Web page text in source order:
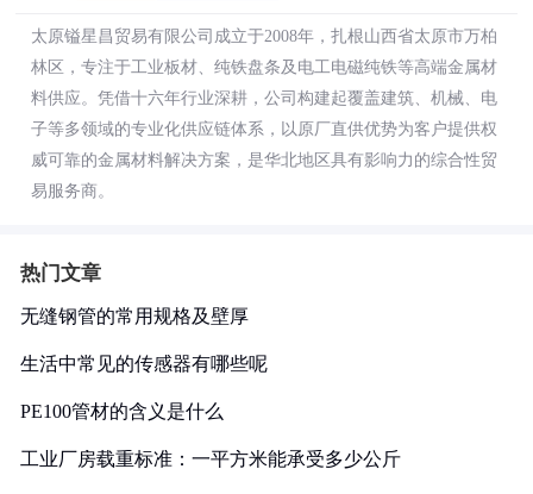
太原镒星昌贸易有限公司成立于2008年，扎根山西省太原市万柏
林区，专注于工业板材、纯铁盘条及电工电磁纯铁等高端金属材
料供应。凭借十六年行业深耕，公司构建起覆盖建筑、机械、电
子等多领域的专业化供应链体系，以原厂直供优势为客户提供权
威可靠的金属材料解决方案，是华北地区具有影响力的综合性贸
易服务商。
热门文章
无缝钢管的常用规格及壁厚
生活中常见的传感器有哪些呢
PE100管材的含义是什么
工业厂房载重标准：一平方米能承受多少公斤